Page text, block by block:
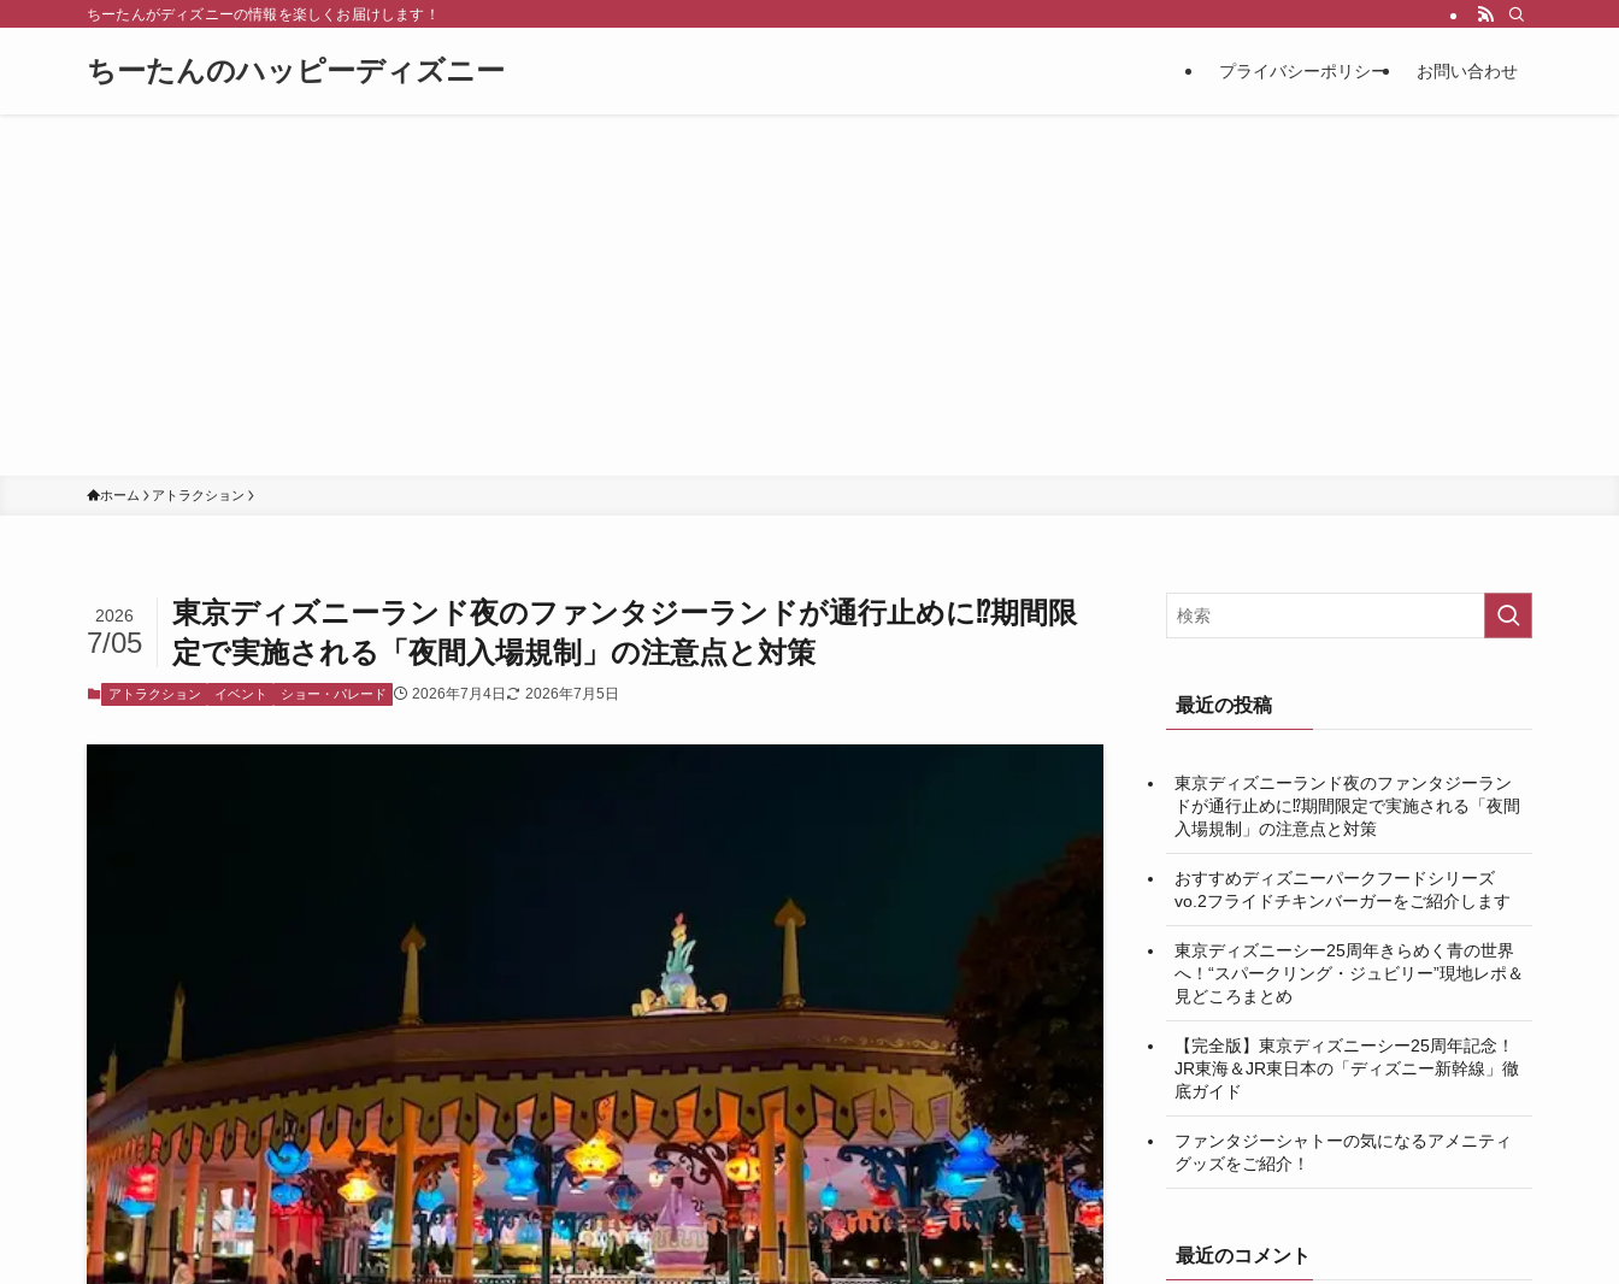
ちーたんがディズニーの情報を楽しくお届けします！
ちーたんのハッピーディズニー プライバシーポリシー お問い合わせ
ホーム アトラクション
東京ディズニーランド夜のファンタジーランドが通行止めに⁉︎期間限
定で実施される「夜間入場規制」の注意点と対策
2026
7/05
アトラクション イベント ショー・パレード 2026年7月4日 2026年7月5日
最近の投稿
東京ディズニーランド夜のファンタジーラン
ドが通行止めに⁉︎期間限定で実施される「夜間
入場規制」の注意点と対策
おすすめディズニーパークフードシリーズ
vo.2フライドチキンバーガーをご紹介します
東京ディズニーシー25周年きらめく青の世界
へ！“スパークリング・ジュビリー”現地レポ＆
見どころまとめ
【完全版】東京ディズニーシー25周年記念！
JR東海＆JR東日本の「ディズニー新幹線」徹
底ガイド
ファンタジーシャトーの気になるアメニティ
グッズをご紹介！
最近のコメント